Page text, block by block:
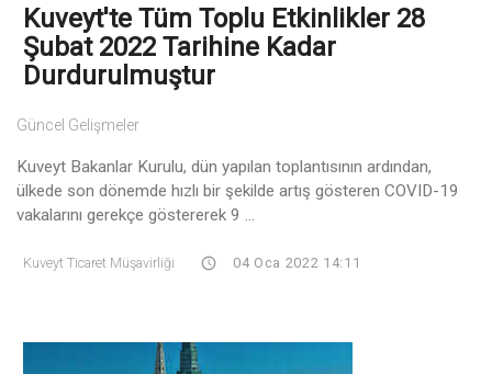
Kuveyt'te Tüm Toplu Etkinlikler 28
Şubat 2022 Tarihine Kadar
Durdurulmuştur
Güncel Gelişmeler
Kuveyt Bakanlar Kurulu, dün yapılan toplantısının ardından,
ülkede son dönemde hızlı bir şekilde artış gösteren COVID-19
vakalarını gerekçe göstererek 9 ...
Kuveyt Ticaret Müşavirliği 04 Oca 2022 14:11